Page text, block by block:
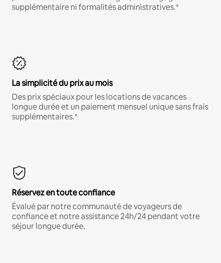
supplémentaire ni formalités administratives.*
La simplicité du prix au mois
Des prix spéciaux pour les locations de vacances
longue durée et un paiement mensuel unique sans frais
supplémentaires.*
Réservez en toute confiance
Évalué par notre communauté de voyageurs de
confiance et notre assistance 24h/24 pendant votre
séjour longue durée.